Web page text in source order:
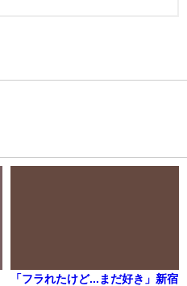
「フラれたけど...まだ好き」新宿